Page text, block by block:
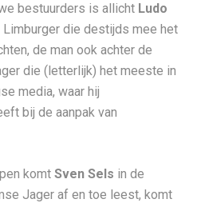
bestuurders is allicht Ludo
Limburger die destijds mee het
de man ook achter de
die (letterlijk) het meeste in
media, waar hij
bij de aanpak van
komt Sven Sels in de
Jager af en toe leest, komt